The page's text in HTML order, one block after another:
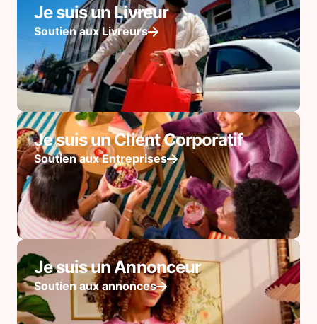
Je suis un Livreur
Soutien aux Livreurs
Je suis un Client Corporatif
Soutien aux Entreprises
Je suis un Annonceur
Soutien aux annonces